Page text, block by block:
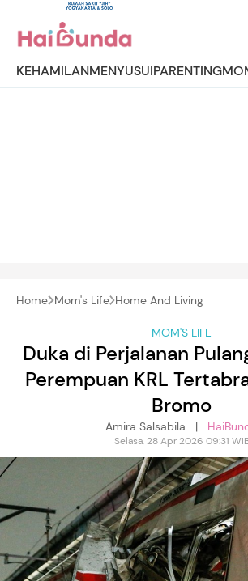
KEHAMILANMENYUSUIPARENTING
Home Mom's Life Home And Living
MOM'S LIFE
Duka di Perjalanan
Perempuan KRL
Bromo
Amira Salsabila |
Selasa, 28 Apr 2026 09:31